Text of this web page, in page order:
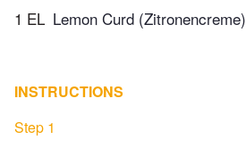
1 EL Lemon Curd (Zitronencreme)
INSTRUCTIONS
Step 1